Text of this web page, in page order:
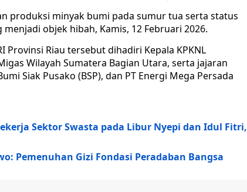
produksi minyak bumi pada sumur tua serta status
objek hibah, Kamis, 12 Februari 2026.
Provinsi Riau tersebut dihadiri Kepala KPKNL
Wilayah Sumatera Bagian Utara, serta jajaran
Siak Pusako (BSP), dan PT Energi Mega Persada
Sektor Swasta pada Libur Nyepi dan Idul Fitri,
Pemenuhan Gizi Fondasi Peradaban Bangsa